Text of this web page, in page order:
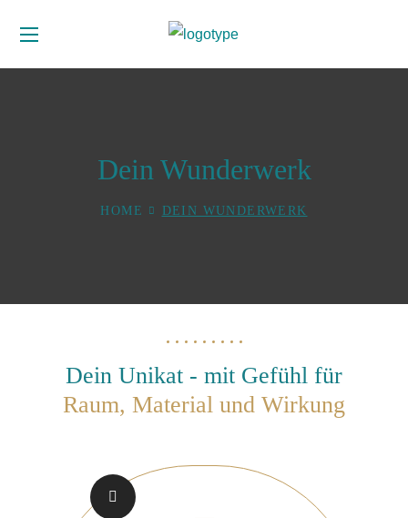
Dein Wunderwerk
HOME DEIN WUNDERWERK
Dein Unikat - mit Gefühl für
Raum, Material und Wirkung